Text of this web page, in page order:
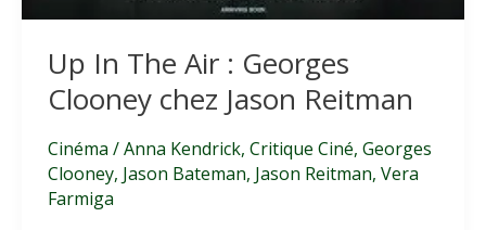
Up In The Air : Georges
Clooney chez Jason Reitman
Cinéma /Anna Kendrick, Critique Ciné, Georges
Clooney, Jason Bateman, Jason Reitman, Vera
Farmiga